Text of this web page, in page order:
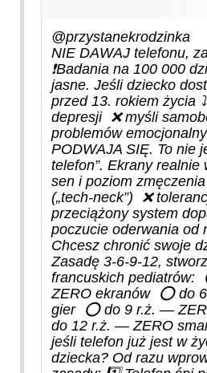
@przystanekrodzinka
NIE DAWAJ telefonu,
❗Badania na 100 000
jasne. Jeśli dziecko
przed 13. rokiem życia
depresji ❌ myśli
problemów
PODWAJA SIĘ. To nie
telefon”. Ekrany realnie
sen i poziom
(„tech-neck”) ❌
przeciążony system
poczucie oderwania od
Chcesz chronić swoje
Zasadę 3-6-9-12,
francuskich
ZERO ekranów ⭕ do
gier ⭕ do 9 r.ż. —
do 12 r.ż. — ZERO
jeśli telefon już jest w
dziecka? Od razu